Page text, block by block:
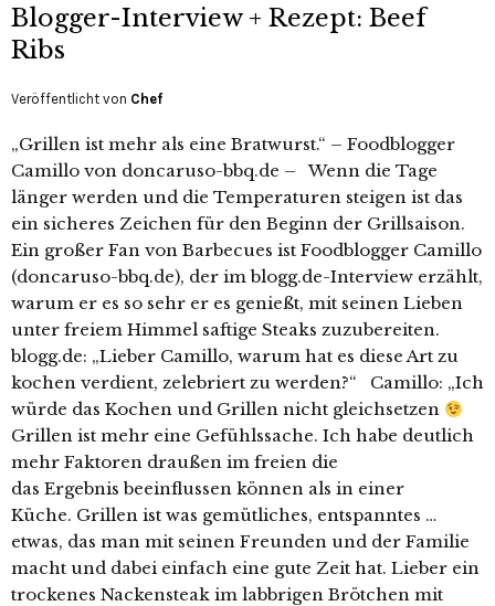
Blogger-Interview + Rezept: Beef
Ribs
Veröffentlicht von Chef
„Grillen ist mehr als eine Bratwurst.“ – Foodblogger
Camillo von doncaruso-bbq.de – Wenn die Tage
länger werden und die Temperaturen steigen ist das
ein sicheres Zeichen für den Beginn der Grillsaison.
Ein großer Fan von Barbecues ist Foodblogger Camillo
(doncaruso-bbq.de), der im blogg.de-Interview erzählt,
warum er es so sehr er es genießt, mit seinen Lieben
unter freiem Himmel saftige Steaks zuzubereiten.
blogg.de: „Lieber Camillo, warum hat es diese Art zu
kochen verdient, zelebriert zu werden?“ Camillo: „Ich
würde das Kochen und Grillen nicht gleichsetzen
Grillen ist mehr eine Gefühlssache. Ich habe deutlich
mehr Faktoren draußen im freien die
das Ergebnis beeinflussen können als in einer
Küche. Grillen ist was gemütliches, entspanntes …
etwas, das man mit seinen Freunden und der Familie
macht und dabei einfach eine gute Zeit hat. Lieber ein
trockenes Nackensteak im labbrigen Brötchen mit